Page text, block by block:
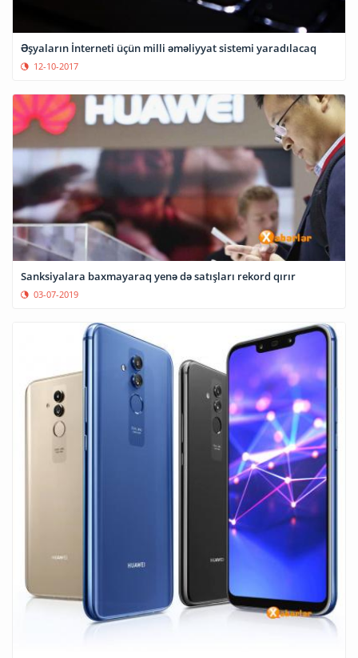
Əşyaların İnterneti üçün milli əməliyyat sistemi yaradılacaq
12-10-2017
Sanksiyalara baxmayaraq yenə də satışları rekord qırır
03-07-2019